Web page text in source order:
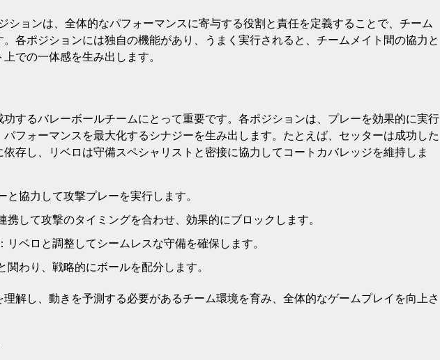
ションは、全体的なパフォーマンスに寄与する役割と責任を定義することで、チーム
各ポジションには独自の機能があり、うまく実行されると、チームメイト間の協力と
での一体感を生み出します。
するバレーボールチームにとって重要です。各ポジションは、プレーを効果的に実行
フォーマンスを最大化するシナジーを生み出します。たとえば、セッターは成功した
存し、リベロは守備スペシャリストと密接に協力してコートカバレッジを維持しま
協力して攻撃プレーを実行します。
携して攻撃のタイミングを合わせ、効果的にブロックします。
ベロと調整してシームレスな守備を確保します。
わり、戦略的にボールを配分します。
解し、動きを予測する必要があるチーム環境を育み、全体的なゲームプレイを向上さ